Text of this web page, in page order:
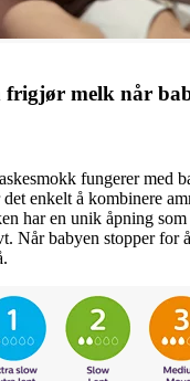
frigjør melk når
fungerer med
enkelt å kombinere
har en unik åpning
Når babyen stopper for